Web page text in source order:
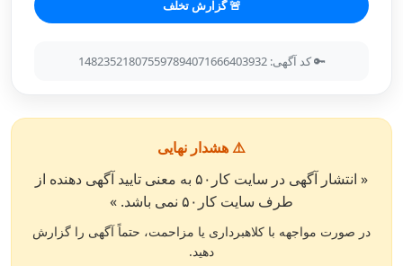
🚨 گزارش تخلف
🔑 کد آگهی: 148235218075597894071666403932
⚠️ هشدار نهایی
« انتشار آگهی در سایت کار۵۰ به معنی تایید آگهی دهنده از
طرف سایت کار۵۰ نمی باشد. »
در صورت مواجهه با کلاهبرداری یا مزاحمت، حتماً آگهی را گزارش
دهید.